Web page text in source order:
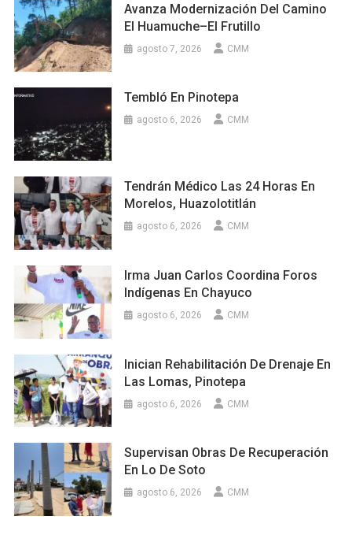
Avanza Modernización Del Camino
El Huamuche–El Frutillo
agosto 7, 2026 CMM
Tembló En Pinotepa
agosto 6, 2026 CMM
Tendrán Médico Las 24 Horas En
Morelos, Huazolotitlán
agosto 6, 2026 CMM
Irma Juan Carlos Coordina Foros
Indígenas En Chayuco
agosto 6, 2026 CMM
Inician Rehabilitación De Drenaje En
Las Lomas, Pinotepa
agosto 6, 2026 CMM
Supervisan Obras De Recuperación
En Lo De Soto
agosto 6, 2026 CMM